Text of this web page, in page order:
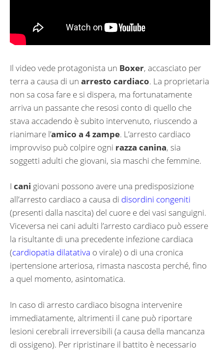
Il video vede protagonista un Boxer, accasciato per
terra a causa di un arresto cardiaco. La proprietaria
non sa cosa fare e si dispera, ma fortunatamente
arriva un passante che resosi conto di quello che
stava accadendo è subito intervenuto, riuscendo a
rianimare l’amico a 4 zampe. L’arresto cardiaco
improvviso può colpire ogni razza canina, sia
soggetti adulti che giovani, sia maschi che femmine.
I cani giovani possono avere una predisposizione
all’arresto cardiaco a causa di disordini congeniti
(presenti dalla nascita) del cuore e dei vasi sanguigni.
Viceversa nei cani adulti l’arresto cardiaco può essere
la risultante di una precedente infezione cardiaca
(cardiopatia dilatativa o virale) o di una cronica
ipertensione arteriosa, rimasta nascosta perché, fino
a quel momento, asintomatica.
In caso di arresto cardiaco bisogna intervenire
immediatamente, altrimenti il cane può riportare
lesioni cerebrali irreversibili (a causa della mancanza
di ossigeno). Per ripristinare il battito è necessario